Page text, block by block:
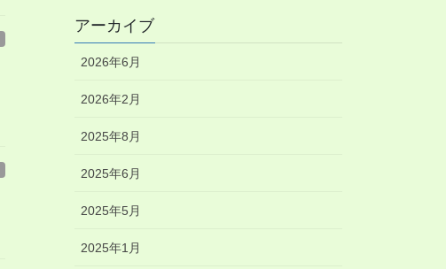
アーカイブ
2026年6月
2026年2月
2025年8月
2025年6月
2025年5月
2025年1月